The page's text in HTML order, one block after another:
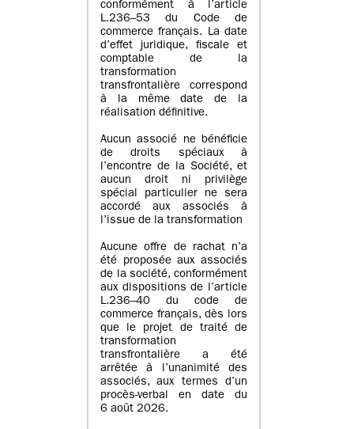
conformément à l’article
L.236–53 du Code de
commerce français. La date
d’effet juridique, fiscale et
comptable de la
transformation
transfrontalière correspond
à la même date de la
réalisation définitive.
Aucun associé ne bénéficie
de droits spéciaux à
l’encontre de la Société, et
aucun droit ni privilège
spécial particulier ne sera
accordé aux associés à
l’issue de la transformation
Aucune offre de rachat n’a
été proposée aux associés
de la société, conformément
aux dispositions de l’article
L.236–40 du code de
commerce français, dès lors
que le projet de traité de
transformation
transfrontalière a été
arrêtée à l’unanimité des
associés, aux termes d’un
procès-verbal en date du
6 août 2026.